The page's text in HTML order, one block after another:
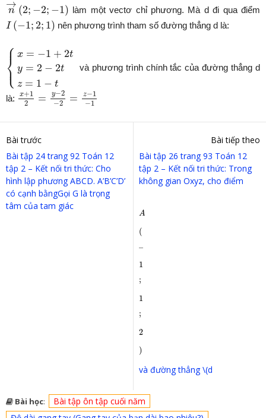
→
n (2; −2; −1) làm một vectơ chỉ phương. Mà d đi qua điểm
I (−1; 2; 1)
I( − ;2 ;1) nên phương trình tham số đường thẳng d là:
⎧
⎪
⎨
⎪
⎩
x = −1 + 2t
y = 2 − 2t
z = 1 − t
x t = 2−
và phương trình chính tắc của đường thẳng d
là: x+1
2
= y−2
−2 = z−1
−1
x+ 1 2 y− 2 z −
Bài trước
Bài tập 24 trang 92 Toán 12
tập 2 – Kết nối tri thức: Cho
hình lập phương ABCD. A’B’C’D’
có cạnh bằngGọi G là trọng
tâm của tam giác
Bài tiếp theo
Bài tập 26 trang 93 Toán 12
tập 2 – Kết nối tri thức: Trong
không gian Oxyz, cho điểm
A
(
–
1
;
1
;
2
)
A
và đường thẳng \(d
Bài học:
Bài tập ôn tập cuối năm